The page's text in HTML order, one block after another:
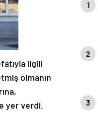
ilgili
olmanın
yer verdi.
1
2
3